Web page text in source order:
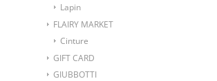
Lapin
FLAIRY MARKET
Cinture
GIFT CARD
GIUBBOTTI